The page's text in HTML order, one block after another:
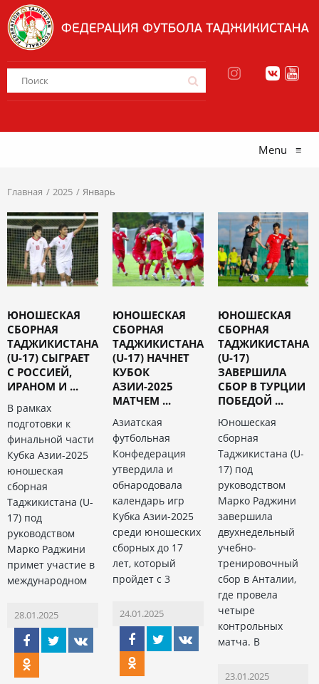
Menu ≡
Главная 2025 Январь
ЮНОШЕСКАЯ
СБОРНАЯ
ТАДЖИКИСТАНА
(U-17) СЫГРАЕТ
С РОССИЕЙ,
ИРАНОМ И ...
В рамках
подготовки к
финальной части
Кубка Азии-2025
юношеская
сборная
Таджикистана (U-
17) под
руководством
Марко Раджини
примет участие в
международном
28.01.2025
ЮНОШЕСКАЯ
СБОРНАЯ
ТАДЖИКИСТАНА
(U-17) НАЧНЕТ
КУБОК
АЗИИ-2025
МАТЧЕМ ...
Азиатская
футбольная
Конфедерация
утвердила и
обнародовала
календарь игр
Кубка Азии-2025
среди юношеских
сборных до 17
лет, который
пройдет с 3
24.01.2025
ЮНОШЕСКАЯ
СБОРНАЯ
ТАДЖИКИСТАНА
(U-17)
ЗАВЕРШИЛА
СБОР В ТУРЦИИ
ПОБЕДОЙ ...
Юношеская
сборная
Таджикистана (U-
17) под
руководством
Марко Раджини
завершила
двухнедельный
учебно-
тренировочный
сбор в Анталии,
где провела
четыре
контрольных
матча. В
23.01.2025